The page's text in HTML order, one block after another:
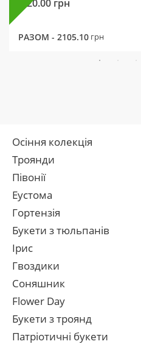
320.00 грн
РАЗОМ - 2105.10 грн
Осіння колекція
Троянди
Півонії
Еустома
Гортензія
Букети з тюльпанів
Ірис
Гвоздики
Соняшник
Flower Day
Букети з троянд
Патріотичні букети